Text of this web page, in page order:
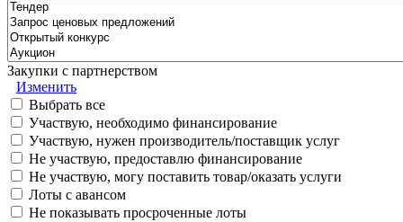
Закупки с партнерством
Изменить
Выбрать все
Участвую, необходимо финансирование
Участвую, нужен производитель/поставщик услуг
Не участвую, предоставлю финансирование
Не участвую, могу поставить товар/оказать услуги
Лоты с авансом
Не показывать просроченные лоты